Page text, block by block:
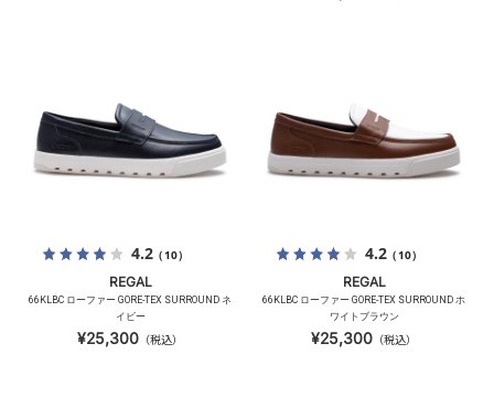
4.2（10）
REGAL
66KLBC ローファー GORE-TEX SURROUND ネ
イビー
¥25,300 （税込）
4.2（10）
REGAL
66KLBC ローファー GORE-TEX SURROUND ホ
ワイトブラウン
¥25,300 （税込）